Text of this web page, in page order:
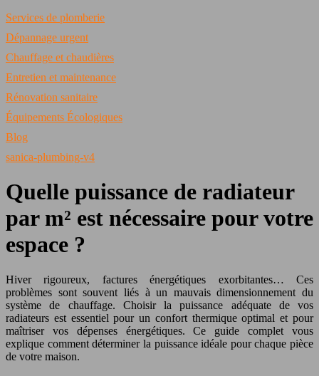
Services de plomberie
Dépannage urgent
Chauffage et chaudières
Entretien et maintenance
Rénovation sanitaire
Équipements Écologiques
Blog
sanica-plumbing-v4
Quelle puissance de radiateur
par m² est nécessaire pour votre
espace ?
Hiver rigoureux, factures énergétiques exorbitantes… Ces
problèmes sont souvent liés à un mauvais dimensionnement du
système de chauffage. Choisir la puissance adéquate de vos
radiateurs est essentiel pour un confort thermique optimal et pour
maîtriser vos dépenses énergétiques. Ce guide complet vous
explique comment déterminer la puissance idéale pour chaque pièce
de votre maison.